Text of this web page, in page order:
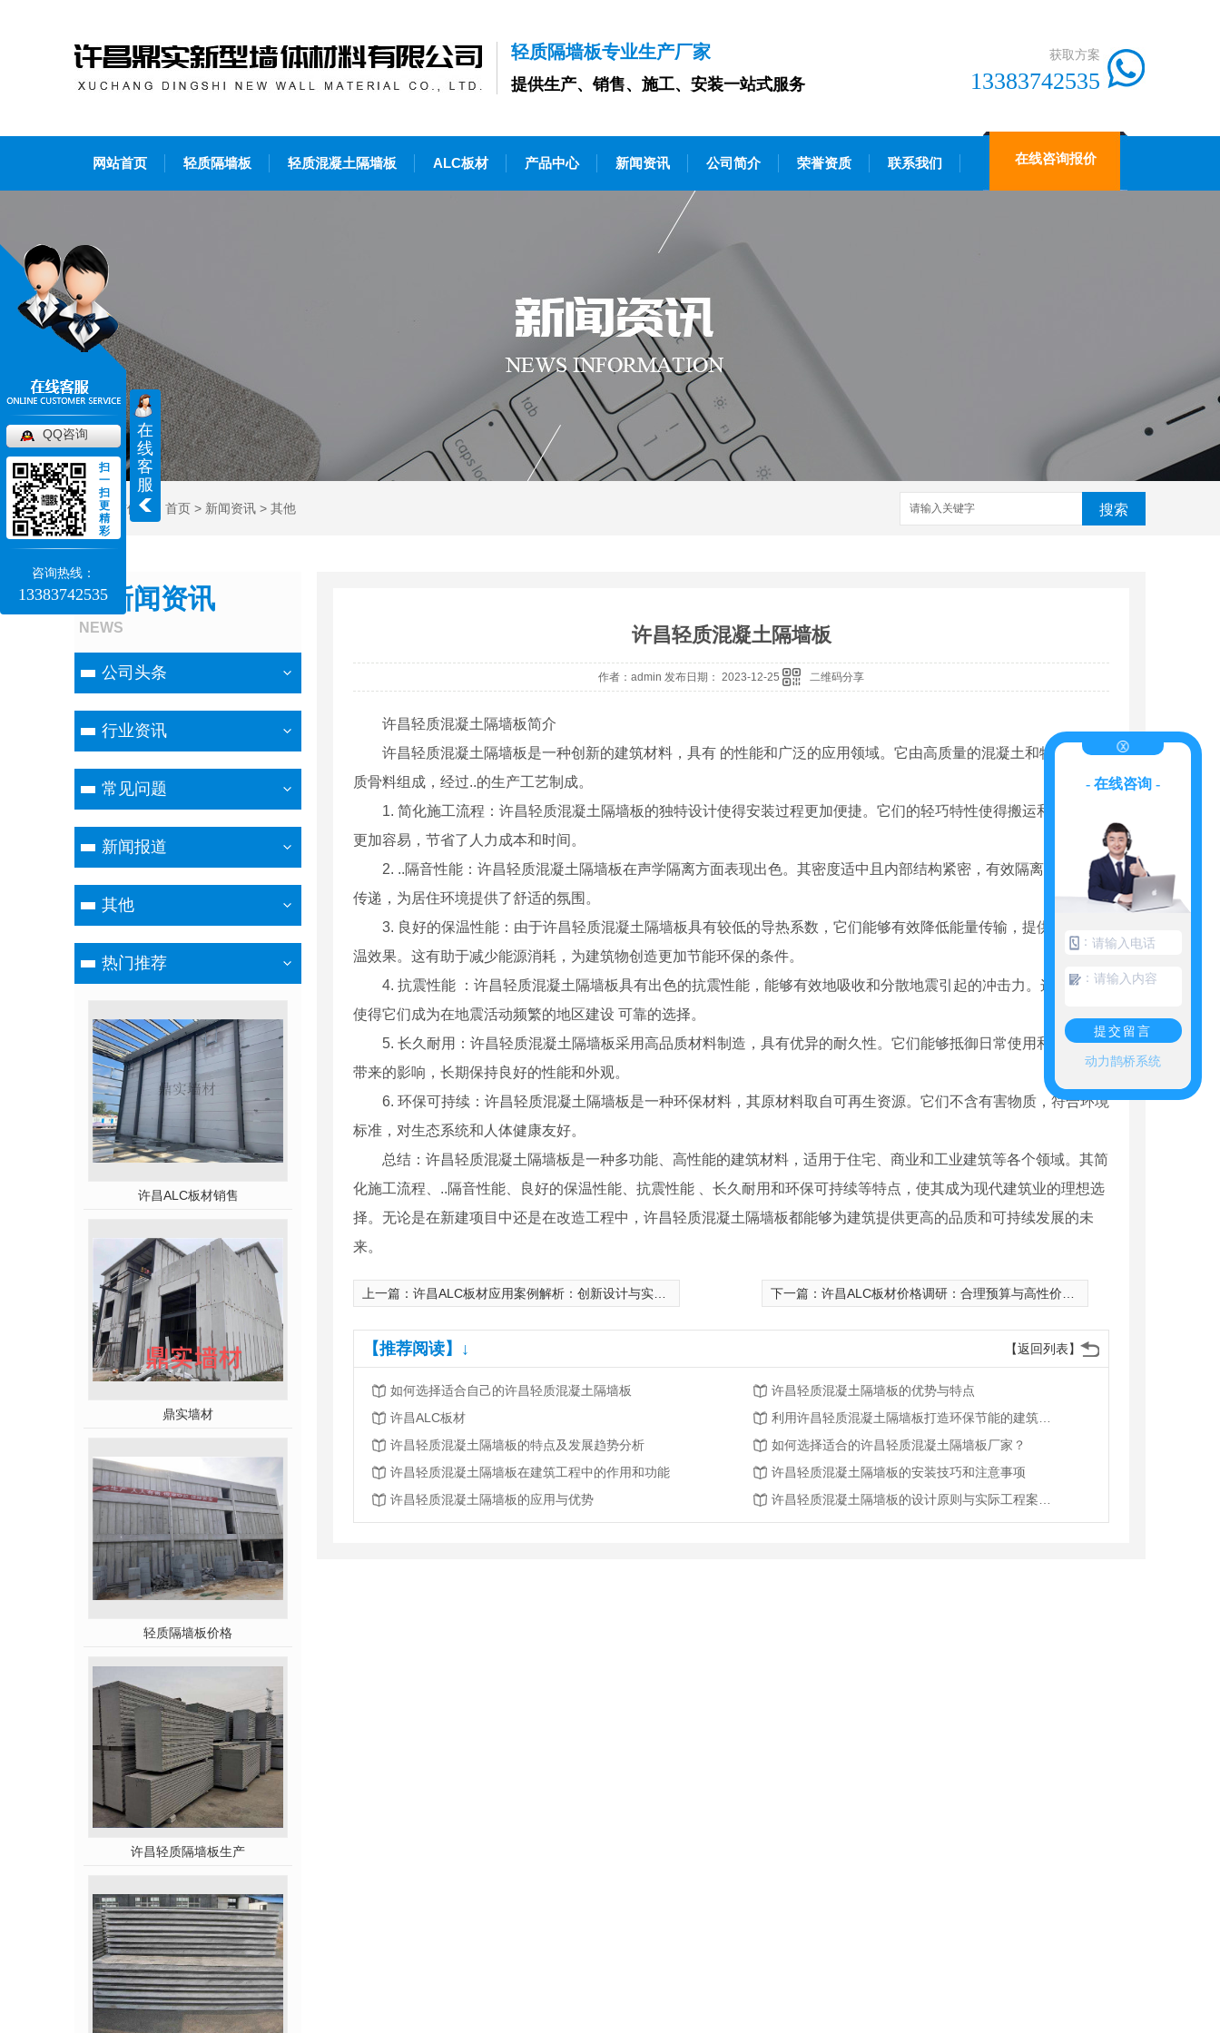
轻质隔墙板专业生产厂家
提供生产、销售、施工、安装一站式服务
获取方案
13383742535
网站首页 轻质隔墙板 轻质混凝土隔墙板 ALC板材 产品中心 新闻资讯 公司简介 荣誉资质 联系我们 在线咨询报价
当前位置： 首页 > 新闻资讯 > 其他 搜索
新闻资讯
NEWS
公司头条
行业资讯
常见问题
新闻报道
其他
热门推荐
许昌ALC板材销售
鼎实墙材
轻质隔墙板价格
许昌轻质隔墙板生产
许昌轻质混凝土隔墙板
作者：admin 发布日期： 2023-12-25 二维码分享
许昌轻质混凝土隔墙板简介
许昌轻质混凝土隔墙板是一种创新的建筑材料，具有 的性能和广泛的应用领域。它由高质量的混凝土和特殊的轻
质骨料组成，经过..的生产工艺制成。
1. 简化施工流程：许昌轻质混凝土隔墙板的独特设计使得安装过程更加便捷。它们的轻巧特性使得搬运和安装变得
更加容易，节省了人力成本和时间。
2. ..隔音性能：许昌轻质混凝土隔墙板在声学隔离方面表现出色。其密度适中且内部结构紧密，有效隔离了噪音的
传递，为居住环境提供了舒适的氛围。
3. 良好的保温性能：由于许昌轻质混凝土隔墙板具有较低的导热系数，它们能够有效降低能量传输，提供优异的保
温效果。这有助于减少能源消耗，为建筑物创造更加节能环保的条件。
4. 抗震性能 ：许昌轻质混凝土隔墙板具有出色的抗震性能，能够有效地吸收和分散地震引起的冲击力。这一特性
使得它们成为在地震活动频繁的地区建设 可靠的选择。
5. 长久耐用：许昌轻质混凝土隔墙板采用高品质材料制造，具有优异的耐久性。它们能够抵御日常使用和自然环境
带来的影响，长期保持良好的性能和外观。
6. 环保可持续：许昌轻质混凝土隔墙板是一种环保材料，其原材料取自可再生资源。它们不含有害物质，符合环境
标准，对生态系统和人体健康友好。
总结：许昌轻质混凝土隔墙板是一种多功能、高性能的建筑材料，适用于住宅、商业和工业建筑等各个领域。其简
化施工流程、..隔音性能、良好的保温性能、抗震性能 、长久耐用和环保可持续等特点，使其成为现代建筑业的理想选
择。无论是在新建项目中还是在改造工程中，许昌轻质混凝土隔墙板都能够为建筑提供更高的品质和可持续发展的未
来。
上一篇： 许昌ALC板材应用案例解析：创新设计与实用性的..结合 下一篇： 许昌ALC板材价格调研：合理预算与高性价比的平衡选择
【返回列表】
【推荐阅读】↓
如何选择适合自己的许昌轻质混凝土隔墙板
许昌轻质混凝土隔墙板的优势与特点
许昌ALC板材
许昌轻质混凝土隔墙板的特点及发展趋势分析
如何选择适合的许昌轻质混凝土隔墙板厂家？
许昌轻质混凝土隔墙板在建筑工程中的作用和功能
许昌轻质混凝土隔墙板的安装技巧和注意事项
许昌轻质混凝土隔墙板的应用与优势
在
线
客
服
QQ咨询
扫
一
扫
更
精
彩
咨询热线：
13383742535
- 在线咨询 -
：
：
提交留言
动力鹊桥系统